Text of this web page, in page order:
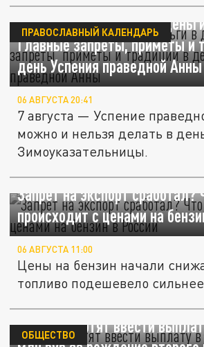
7 августа нельзя брать
Главные запреты, приметы и
день Успения праведной Анны
ПРАВОСЛАВНЫЙ КАЛЕНДАРЬ
06 АВГУСТА 20:41
7 августа — Успение
можно и нельзя делать в
Зимоуказательницы.
Запрет на экспорт сработал?
происходит с ценами на
06 АВГУСТА 11:00
Цены на бензин начали
топливо подешевело сильнее
В России хотят ввести
ОБЩЕСТВО